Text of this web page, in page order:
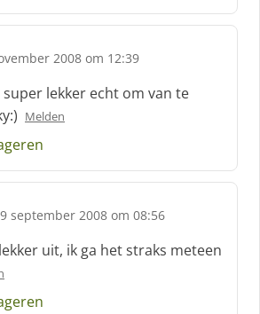
2008 om 12:39
super lekker echt om van te
Melden
september 2008 om 08:56
uit, ik ga het straks meteen